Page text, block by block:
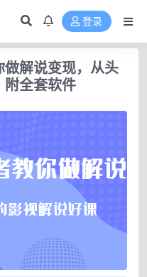
登录
解说变现，从头
附全套软件